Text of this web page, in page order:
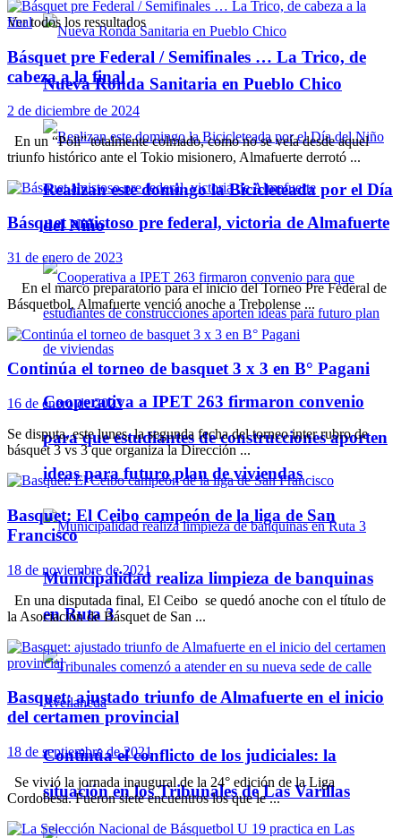
Nueva Ronda Sanitaria en Pueblo Chico
Realizan este domingo la Bicicleteada por el Día
del Niño
Cooperativa a IPET 263 firmaron convenio
para que estudiantes de construcciones aporten
ideas para futuro plan de viviendas
Municipalidad realiza limpieza de banquinas
en Ruta 3
Continúa el conflicto de los judiciales: la
situación en los Tribunales de Las Varillas
Ver todos los ressultados
Básquet pre Federal / Semifinales … La Trico, de
cabeza a la final
2 de diciembre de 2024
En un “Poli” totalmente colmado, como no se veía desde aquel
triunfo histórico ante el Tokio misionero, Almafuerte derrotó ...
Básquet amistoso pre federal, victoria de Almafuerte
31 de enero de 2023
En el marco preparatorio para el inicio del Torneo Pre Federal de
Básquetbol, Almafuerte venció anoche a Trebolense ...
Continúa el torneo de basquet 3 x 3 en B° Pagani
16 de enero de 2023
Se disputa, este lunes, la segunda fecha del torneo inter rubro de
básquet 3 vs 3 que organiza la Dirección ...
Basquet: El Ceibo campeón de la liga de San
Francisco
18 de noviembre de 2021
En una disputada final, El Ceibo se quedó anoche con el título de
la Asociación de Básquet de San ...
Basquet: ajustado triunfo de Almafuerte en el inicio
del certamen provincial
18 de septiembre de 2021
Se vivió la jornada inaugural de la 24° edición de la Liga
Cordobesa. Fueron siete encuentros los que le ...